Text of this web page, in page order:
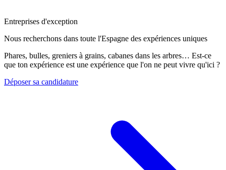
Entreprises d'exception
Nous recherchons dans toute l'Espagne des expériences uniques
Phares, bulles, greniers à grains, cabanes dans les arbres… Est-ce
que ton expérience est une expérience que l'on ne peut vivre qu'ici ?
Déposer sa candidature